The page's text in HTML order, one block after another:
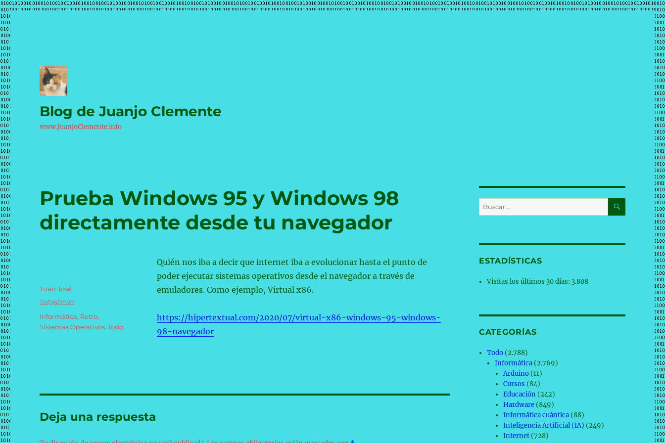
Blog de Juanjo Clemente
www.JuanjoClemente.info
Prueba Windows 95 y Windows 98
directamente desde tu navegador
Quién nos iba a decir que internet iba a evolucionar hasta el punto de
poder ejecutar sistemas operativos desde el navegador a través de
emuladores. Como ejemplo, Virtual x86.
https://hipertextual.com/2020/07/virtual-x86-windows-95-windows-
98-navegador
Autor
Juan José
Publicado
22/08/2020
Categorías
Informática, Retro,
Sistemas Operativos,Todo
Deja una respuesta
Buscar
por:
BUSCAR
ESTADÍSTICAS
Visitas los últimos 30 días: 3.808
CATEGORÍAS
Todo (2.788)
Informática (2.769)
Arduino(11)
Cursos (84)
Educación(242)
Hardware(849)
Informática cuántica(88)
Inteligencia Artificial (IA) (249)
Internet(728)